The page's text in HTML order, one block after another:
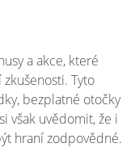
a akce, které
Tyto
bezplatné otočky
však uvědomit, že i
hraní zodpovědné.